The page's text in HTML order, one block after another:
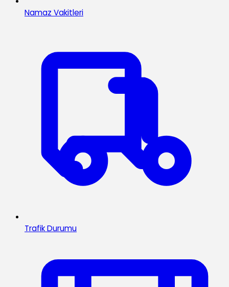
Namaz Vakitleri
Trafik Durumu